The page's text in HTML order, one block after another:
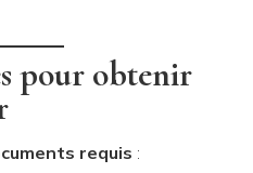
pour obtenir
requis :